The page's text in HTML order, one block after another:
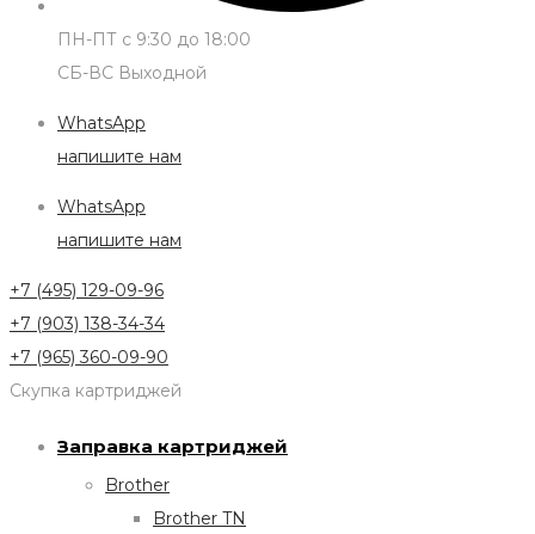
ПН-ПТ с 9:30 до 18:00
СБ-ВС Выходной
WhatsApp
напишите нам
WhatsApp
напишите нам
+7 (495) 129-09-96
+7 (903) 138-34-34
+7 (965) 360-09-90
Скупка картриджей
Заправка картриджей
Brother
Brother TN